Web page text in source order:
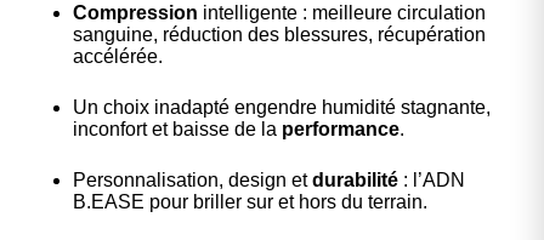
Compression intelligente : meilleure circulation
sanguine, réduction des blessures, récupération
accélérée.
Un choix inadapté engendre humidité stagnante,
inconfort et baisse de la performance.
Personnalisation, design etdurabilité : l’ADN
B.EASE pour briller sur et hors du terrain.